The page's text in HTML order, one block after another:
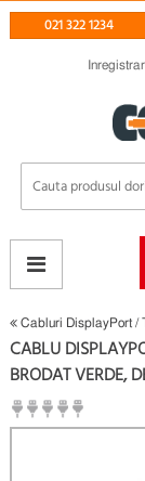
021 322 1234
Cabluri DisplayPort /
CABLU
BRODAT VERDE,
(